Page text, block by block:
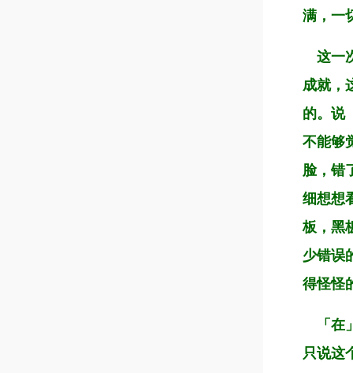
满，一
这一
成就，
的。说
不能够
脸，错
细想想
板，黑
少错误
得怪怪
「在
只说这